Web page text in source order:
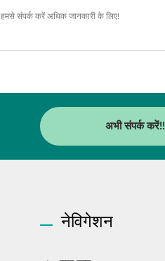
हमसे संपर्क करेंअधिक जानकारी के लिए!
अभी संपर्क करें!!
नेविगेशन